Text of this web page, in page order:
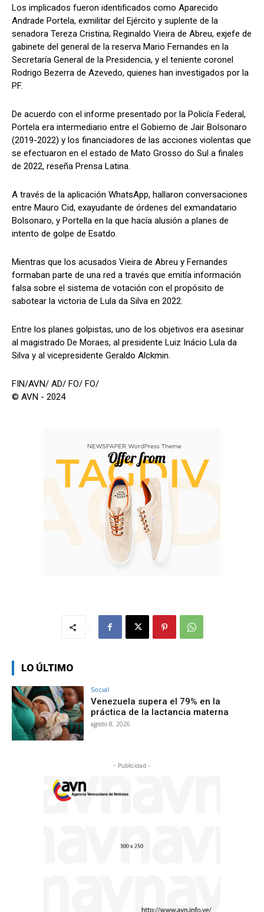
Los implicados fueron identificados como Aparecido
Andrade Portela, exmilitar del Ejército y suplente de la
senadora Tereza Cristina; Reginaldo Vieira de Abreu, exjefe de
gabinete del general de la reserva Mario Fernandes en la
Secretaría General de la Presidencia, y el teniente coronel
Rodrigo Bezerra de Azevedo, quienes han investigados por la
PF.
De acuerdo con el informe presentado por la Policía Federal,
Portela era intermediario entre el Gobierno de Jair Bolsonaro
(2019-2022) y los financiadores de las acciones violentas que
se efectuaron en el estado de Mato Grosso do Sul a finales
de 2022, reseña Prensa Latina.
A través de la aplicación WhatsApp, hallaron conversaciones
entre Mauro Cid, exayudante de órdenes del exmandatario
Bolsonaro, y Portella en la que hacía alusión a planes de
intento de golpe de Esatdo.
Mientras que los acusados Vieira de Abreu y Fernandes
formaban parte de una red a través que emitía información
falsa sobre el sistema de votación con el propósito de
sabotear la victoria de Lula da Silva en 2022.
Entre los planes golpistas, uno de los objetivos era asesinar
al magistrado De Moraes, al presidente Luiz Inácio Lula da
Silva y al vicepresidente Geraldo Alckmin.
FIN/AVN/ AD/ FO/ FO/
© AVN - 2024
LO ÚLTIMO
Social
Venezuela supera el 79% en la
práctica de la lactancia materna
agosto 8, 2026
- Publicidad -